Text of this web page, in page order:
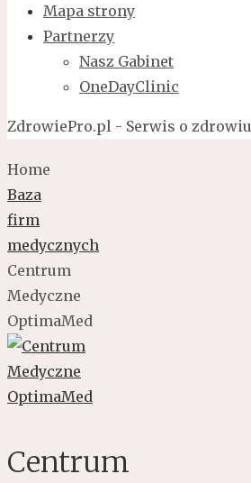
Mapa strony
Partnerzy
Nasz Gabinet
OneDayClinic
ZdrowiePro.pl - Serwis o zdrowiu
Home
Baza
firm
medycznych
Centrum
Medyczne
OptimaMed
Centrum